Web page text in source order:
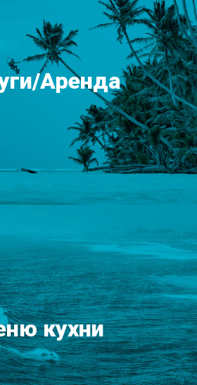
Аренда
кухни